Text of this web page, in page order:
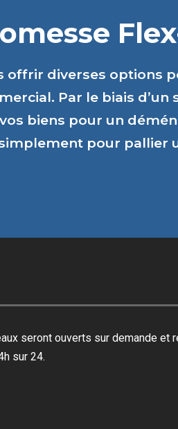
offrir diverses options
Par le biais
biens pour un
pour pallier
seront ouverts sur demande et
sur 24.